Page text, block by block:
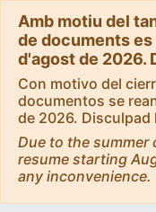
Amb motiu del
de documents
d'agost de 2026.
Con motivo del
documentos se
de 2026. Disculpad
Due to the
resume starting
any inconvenience.